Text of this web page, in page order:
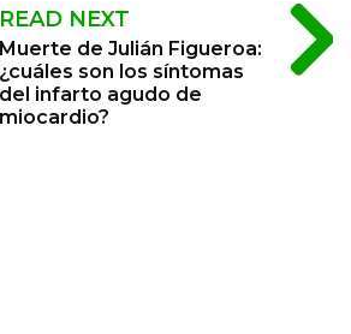
READ NEXT
Muerte de Julián Figueroa:
¿cuáles son los síntomas
del infarto agudo de
miocardio?